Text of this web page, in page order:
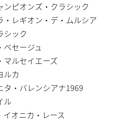
ンピオンズ・クラシック
・レギオン・デ・ムルシア
シック
ベセージュ
マルセイエーズ
ルカ
タ・バレンシアナ1969
ル
イオニカ・レース